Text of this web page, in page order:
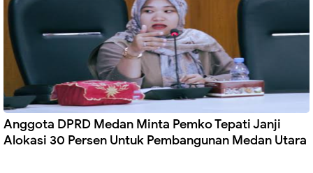
Anggota DPRD Medan Minta Pemko Tepati Janji
Alokasi 30 Persen Untuk Pembangunan Medan Utara